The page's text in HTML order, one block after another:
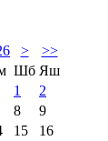
>
>>
Шб Яш
1
2
8
9
15
16